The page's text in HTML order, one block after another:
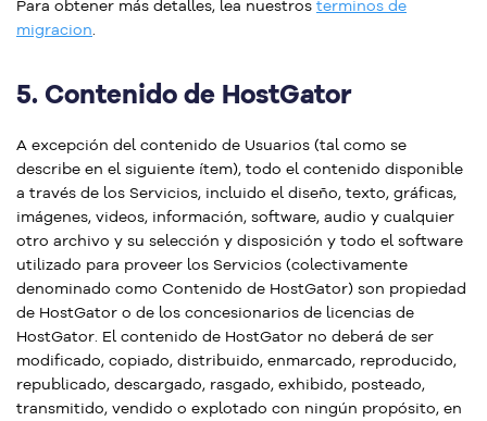
Para obtener más detalles, lea nuestros terminos de
migracion.
5. Contenido de HostGator
A excepción del contenido de Usuarios (tal como se
describe en el siguiente ítem), todo el contenido disponible
a través de los Servicios, incluido el diseño, texto, gráficas,
imágenes, videos, información, software, audio y cualquier
otro archivo y su selección y disposición y todo el software
utilizado para proveer los Servicios (colectivamente
denominado como Contenido de HostGator) son propiedad
de HostGator o de los concesionarios de licencias de
HostGator. El contenido de HostGator no deberá de ser
modificado, copiado, distribuido, enmarcado, reproducido,
republicado, descargado, rasgado, exhibido, posteado,
transmitido, vendido o explotado con ningún propósito, en